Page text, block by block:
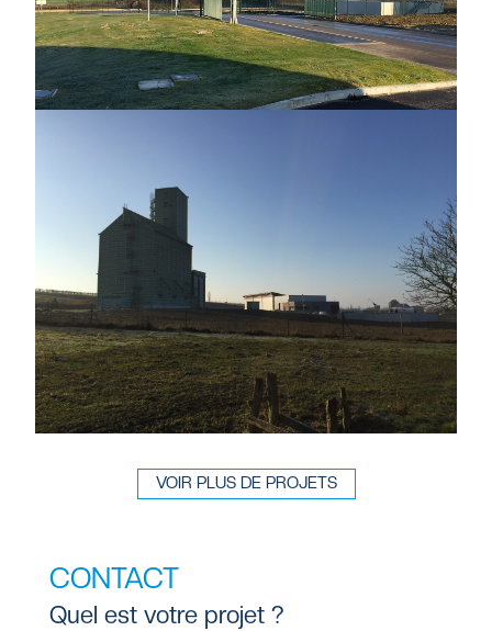
VOIR PLUS DE PROJETS
CONTACT
Quel est votre projet ?